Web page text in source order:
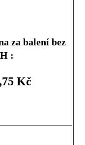
za balení bez
:
Kč